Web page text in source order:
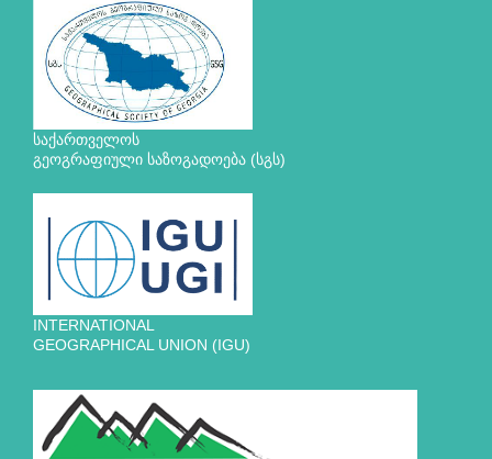
საქართველოს
გეოგრაფიული საზოგადოება (სგს)
INTERNATIONAL
GEOGRAPHICAL UNION (IGU)